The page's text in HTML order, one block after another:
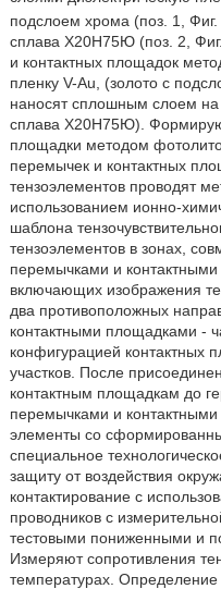
подслоем хрома (поз. 1, Фиг.
сплава Х20Н75Ю (поз. 2,
и контактных площадок
пленку V-Au, (золото с
наносят сплошным слоем на
сплава Х20Н75Ю).
площадки методом
перемычек и контактных
тензоэлементов проводят
использованием ионно-
шаблона
тензоэлементов в зонах,
перемычками и
включающих изображения
два противоположных
контактными площадками -
конфигурацией контактных
участков. После
контактным площадкам до
перемычками и
элементы со
специальное
защиту от воздействия
контактирование с
проводников с
тестовыми пониженными и
Измеряют сопротивления
температурах.